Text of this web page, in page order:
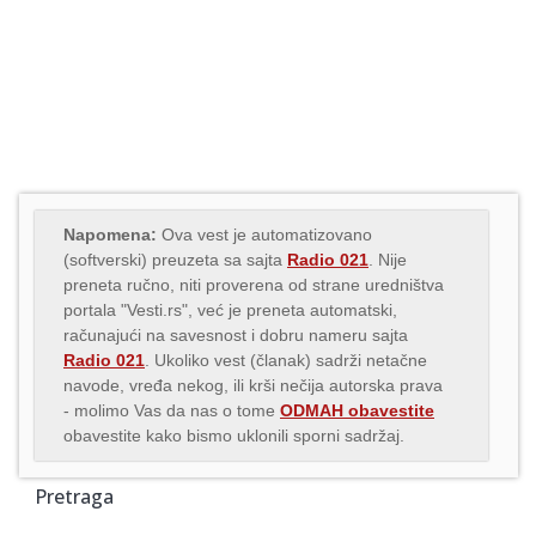
Napomena: Ova vest je automatizovano
(softverski) preuzeta sa sajta Radio 021 . Nije
preneta ručno, niti proverena od strane uredništva
portala "Vesti.rs", već je preneta automatski,
računajući na savesnost i dobru nameru sajta
Radio 021 . Ukoliko vest (članak) sadrži netačne
navode, vređa nekog, ili krši nečija autorska prava
- molimo Vas da nas o tome ODMAH obavestite
obavestite kako bismo uklonili sporni sadržaj.
Pretraga